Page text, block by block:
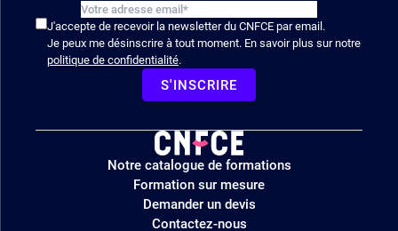
J'accepte de recevoir la newsletter du CNFCE par email.
Je peux me désinscrire à tout moment. En savoir plus sur notre
politique de confidentialité.
S'INSCRIRE
Logo
site
Notre catalogue de formations
Formation sur mesure
Demander un devis
Contactez-nous